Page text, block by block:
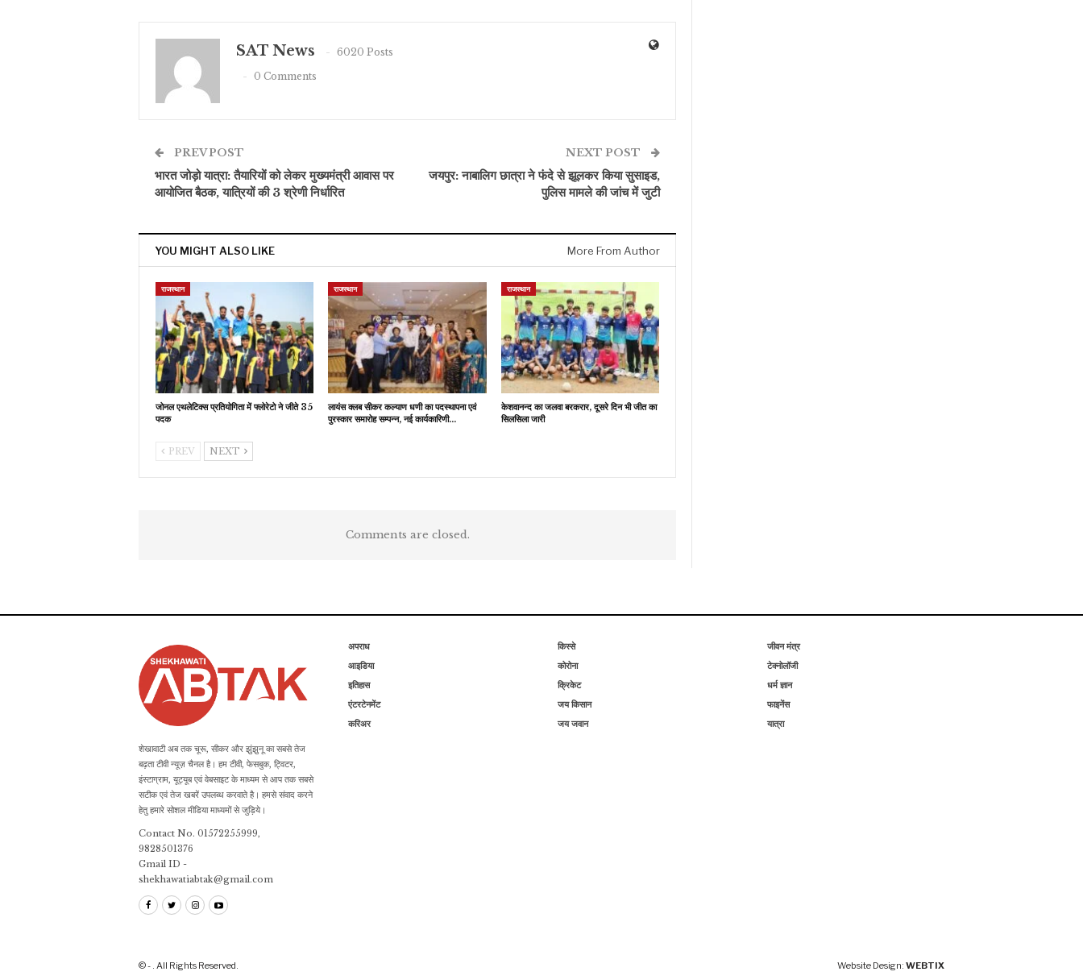
SAT News
6020 Posts
0 Comments
PREV POST
भारत जोड़ो यात्रा: तैयारियों को लेकर मुख्यमंत्री आवास पर
आयोजित बैठक, यात्रियों की 3 श्रेणी निर्धारित
NEXT POST
जयपुर: नाबालिग छात्रा ने फंदे से झूलकर किया सुसाइड,
पुलिस मामले की जांच में जुटी
YOU MIGHT ALSO LIKE More From Author
राजस्थान
जोनल एथलेटिक्स प्रतियोगिता में फ्लोरेटो ने जीते 35
पदक
राजस्थान
लायंस क्लब सीकर कल्याण धणी का पदस्थापना एवं
पुरस्कार समारोह सम्पन्न, नई कार्यकारिणी…
राजस्थान
केशवानन्द का जलवा बरकरार, दूसरे दिन भी जीत का
सिलसिला जारी
PREV NEXT
Comments are closed.
शेखावाटी अब तक चूरू, सीकर और झुंझुनू का सबसे तेज
बढ़ता टीवी न्यूज़ चैनल है। हम टीवी, फेसबुक, ट्विटर,
इंस्टाग्राम, यूट्यूब एवं वेबसाइट के माध्यम से आप तक सबसे
सटीक एवं तेज खबरें उपलब्ध करवाते है। हमसे संवाद करने
हेतु हमारे सोशल मीडिया माध्यमों से जुड़िये।
Contact No. 01572255999,
9828501376
Gmail ID -
shekhawatiabtak@gmail.com
अपराध
आइडिया
इतिहास
एंटरटेनमेंट
करिअर
किस्से
कोरोना
क्रिकेट
जय किसान
जय जवान
जीवन मंत्र
टेक्नोलॉजी
धर्म ज्ञान
फाइनेंस
यात्रा
© - . All Rights Reserved. Website Design: WEBTIX